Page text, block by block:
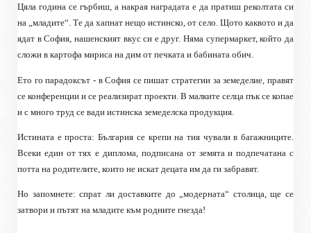
Цяла година се гърбиш, а накрая наградата е да пратиш реколтата си
на „младите“. Те да хапнат нещо истинско, от село. Щото каквото и да
ядат в София, нашенският вкус си е друг. Няма супермаркет, който да
сложи в картофа мириса на дим от печката и бабината обич.
Ето го парадоксът - в София се пишат стратегии за земеделие, правят
се конференции и се реализират проекти. В малките селца пък се копае
и с много труд се вади истинска земеделска продукция.
Истината е проста: България се крепи на тия чували в багажниците.
Всеки един от тях е диплома, подписана от земята и подпечатана с
потта на родителите, които не искат децата им да ги забравят.
Но запомнете: спрат ли доставките до „модерната“ столица, ще се
затвори и пътят на младите към родните гнезда!